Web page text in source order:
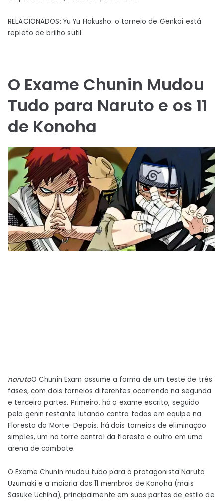
RELACIONADOS: Yu Yu Hakusho: o torneio de Genkai está
repleto de brilho sutil
O Exame Chunin Mudou
Tudo para Naruto e os 11
de Konoha
narutoO Chunin Exam assume a forma de um teste de três
fases, com dois torneios diferentes ocorrendo na segunda
e terceira partes. Primeiro, há o exame escrito, seguido
pelo genin restante lutando contra todos em equipe na
Floresta da Morte. Depois, há dois torneios de eliminação
simples, um na torre central da floresta e outro em uma
arena de combate.
O Exame Chunin mudou tudo para o protagonista Naruto
Uzumaki e a maioria dos 11 membros de Konoha (mais
Sasuke Uchiha), principalmente em suas partes de estilo de